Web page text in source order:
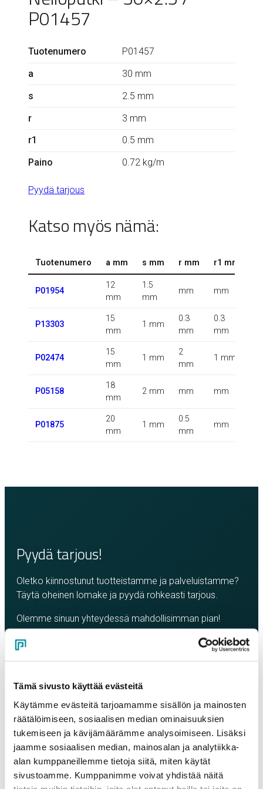
Tämä sivusto käyttää evästeitä
Käytämme evästeitä tarjoamamme sisällön ja mainosten
räätälöimiseen, sosiaalisen median ominaisuuksien
tukemiseen ja kävijämäärämme analysoimiseen. Lisäksi
jaamme sosiaalisen median, mainosalan ja analytiikka-
alan kumppaneillemme tietoja siitä, miten käytät
sivustoamme. Kumppanimme voivat yhdistää näitä
P01457
Tuotenumero
P01457
a
30 mm
s
2.5 mm
r
3 mm
r1
0.5 mm
Paino
0.72 kg/m
Pyydä tarjous
Katso myös nämä:
Tuotenumero a mm s mm r mm r1 mm
P01954
12
mm
1.5
mm
mm mm
P13303
15
mm
1 mm
0.3
mm
0.3
mm
P02474
15
mm
1 mm
2
mm
1 mm
P05158
18
mm
2 mm mm mm
P01875
20
mm
1 mm
0.5
mm
mm
Pyydä tarjous!
Oletko kiinnostunut tuotteistamme ja palveluistamme?
Täytä oheinen lomake ja pyydä rohkeasti tarjous.
Olemme sinuun yhteydessä mahdollisimman pian!
Yritys
Yhteyshenkilö *
Sähköposti *
Puhelinnumero